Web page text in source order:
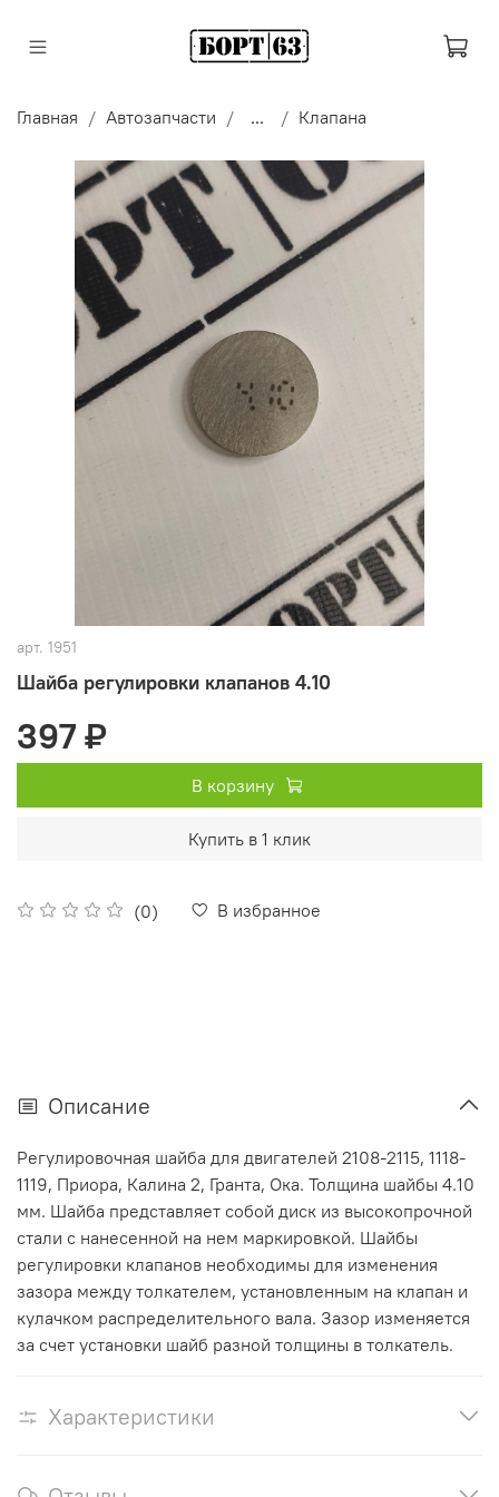
Главная Автозапчасти ... Клапана
арт. 1951
Шайба регулировки клапанов 4.10
(0) В избранное
397 ₽
В корзину
Купить в 1 клик
Описание
Регулировочная шайба для двигателей 2108-2115, 1118-
1119, Приора, Калина 2, Гранта, Ока. Толщина шайбы 4.10
мм. Шайба представляет собой диск из высокопрочной
стали с нанесенной на нем маркировкой. Шайбы
регулировки клапанов необходимы для изменения
зазора между толкателем, установленным на клапан и
кулачком распределительного вала. Зазор изменяется
за счет установки шайб разной толщины в толкатель.
Характеристики